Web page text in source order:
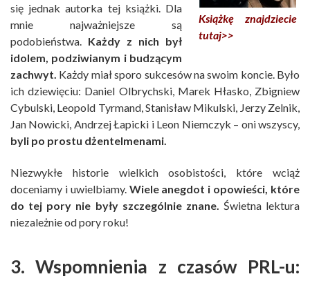
Książkę znajdziecie
tutaj>>
się jednak autorka tej książki. Dla
mnie najważniejsze są
podobieństwa. Każdy z nich był
idolem, podziwianym i budzącym
zachwyt. Każdy miał sporo sukcesów na swoim koncie. Było
ich dziewięciu: Daniel Olbrychski, Marek Hłasko, Zbigniew
Cybulski, Leopold Tyrmand, Stanisław Mikulski, Jerzy Zelnik,
Jan Nowicki, Andrzej Łapicki i Leon Niemczyk – oni wszyscy,
byli po prostu dżentelmenami.
Niezwykłe historie wielkich osobistości, które wciąż
doceniamy i uwielbiamy. Wiele anegdot i opowieści, które
do tej pory nie były szczególnie znane. Świetna lektura
niezależnie od pory roku!
3. Wspomnienia z czasów PRL-u: